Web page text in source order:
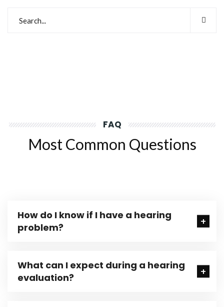
FAQ
Most Common Questions
How do I know if I have a hearing
problem?
What can I expect during a hearing
evaluation?